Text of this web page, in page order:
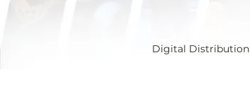
Digital Distribution